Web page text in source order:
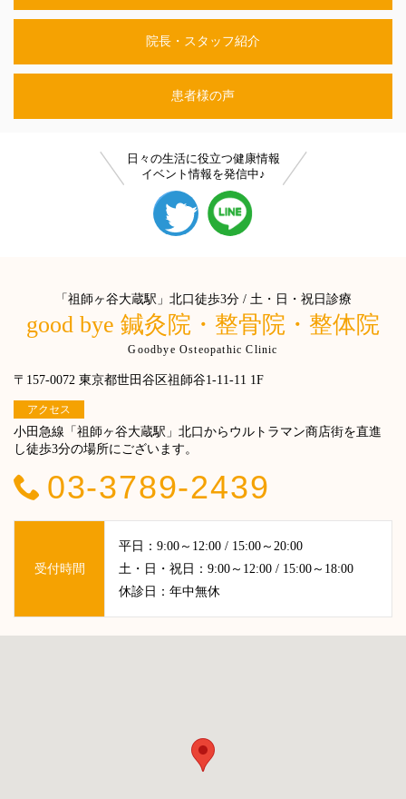
院長・スタッフ紹介
患者様の声
日々の生活に役立つ健康情報
イベント情報を発信中♪
「祖師ヶ谷大蔵駅」北口徒歩3分 / 土・日・祝日診療
good bye 鍼灸院・整骨院・整体院
Goodbye Osteopathic Clinic
〒157-0072 東京都世田谷区祖師谷1-11-11 1F
アクセス
小田急線「祖師ヶ谷大蔵駅」北口からウルトラマン商店街を直進
し徒歩3分の場所にございます。
03-3789-2439
受付時間
平日：9:00～12:00 / 15:00～20:00
土・日・祝日：9:00～12:00 / 15:00～18:00
休診日：年中無休